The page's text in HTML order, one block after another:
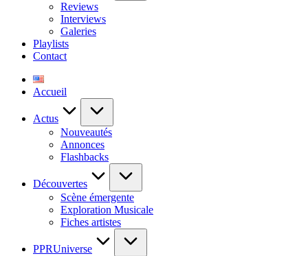
Reviews
Interviews
Galeries
Playlists
Contact
Accueil
Actus
Nouveautés
Annonces
Flashbacks
Découvertes
Scène émergente
Exploration Musicale
Fiches artistes
PPRUniverse